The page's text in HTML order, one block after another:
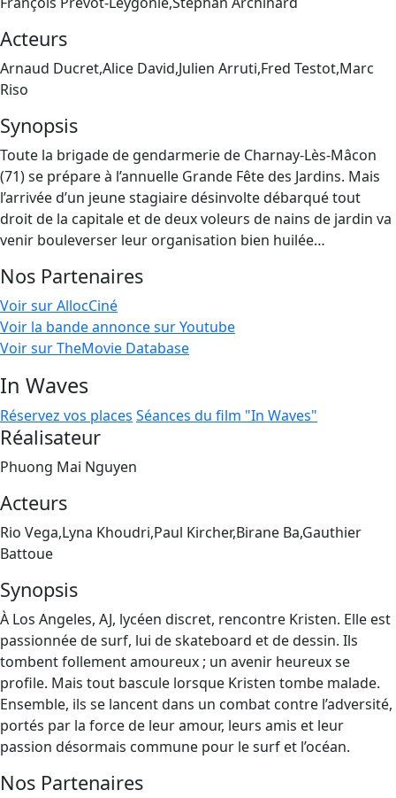
Acteurs
Arnaud Ducret,Alice David,Julien Arruti,Fred Testot,Marc
Riso
Synopsis
Toute la brigade de gendarmerie de Charnay-Lès-Mâcon
(71) se prépare à l’annuelle Grande Fête des Jardins. Mais
l’arrivée d’un jeune stagiaire désinvolte débarqué tout
droit de la capitale et de deux voleurs de nains de jardin va
venir bouleverser leur organisation bien huilée…
Nos Partenaires
Voir sur AllocCiné
Voir la bande annonce sur Youtube
Voir sur TheMovie Database
In Waves
Réservez vos places Séances du film "In Waves"
Réalisateur
Phuong Mai Nguyen
Acteurs
Rio Vega,Lyna Khoudri,Paul Kircher,Birane Ba,Gauthier
Battoue
Synopsis
À Los Angeles, AJ, lycéen discret, rencontre Kristen. Elle est
passionnée de surf, lui de skateboard et de dessin. Ils
tombent follement amoureux ; un avenir heureux se
profile. Mais tout bascule lorsque Kristen tombe malade.
Ensemble, ils se lancent dans un combat contre l’adversité,
portés par la force de leur amour, leurs amis et leur
passion désormais commune pour le surf et l’océan.
Nos Partenaires